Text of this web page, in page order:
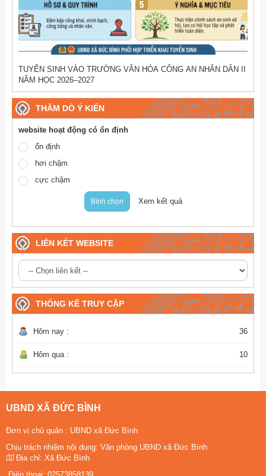
TUYỂN SINH VÀO TRƯỜNG VĂN HÓA CÔNG AN NHÂN DÂN II
NĂM HỌC 2026–2027
THĂM DÒ Ý KIẾN
website hoạt động có ổn định
ổn định
hơi chậm
cực chậm
Bình chọn Xem kết quả
LIÊN KẾT WEBSITE
THỐNG KÊ TRUY CẬP
Hôm nay : 36
Hôm qua : 10
UBND XÃ ĐỨC BÌNH
Đơn vị chủ quản : UBND xã Đức Bình
Chịu trách nhiệm nội dung: Văn phòng UBND xã Đức Bình
Địa chỉ: Xã Đức Bình